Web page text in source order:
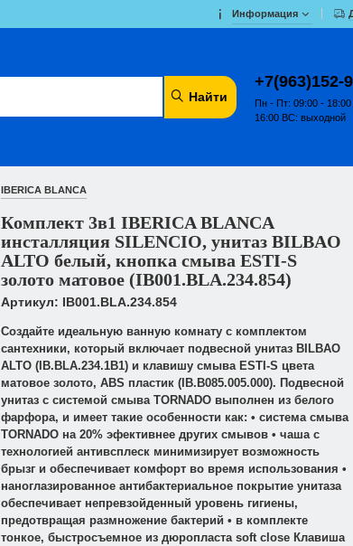
Информация
Найти
+7(963)152-
Пн - Пт: 09:00 -
16:00 ВС: выходной
IBERICA BLANCA
Комплект 3в1 IBERICA BLANCA
инсталляция SILENCIO, унитаз BILBAO
ALTO белый, кнопка смыва ESTI-S
золото матовое (IB001.BLA.234.854)
Артикул: IB001.BLA.234.854
Создайте идеальную ванную комнату с комплектом
сантехники, который включает подвесной унитаз BILBAO
ALTO (IB.BLA.234.1B1) и клавишу смыва ESTI-S цвета
матовое золото, ABS пластик (IB.B085.005.000). Подвесной
унитаз с системой смыва TORNADO выполнен из белого
фарфора, и имеет такие особенности как: • система смыва
TORNADO на 20% эфективнее других смывов • чаша с
технологией антивсплеск минимизирует возможность
брызг и обеспечивает комфорт во время использования •
наноглазированное антибактериальное покрытие унитаза
обеспечивает непревзойденный уровень гигиены,
предотвращая размножение бактерий • в комплекте
тонкое, быстросъемное из дюропласта soft close Клавиша